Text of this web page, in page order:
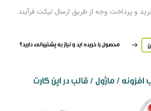
و پرداخت وجه از طریق ارسال تیکت فرآیند